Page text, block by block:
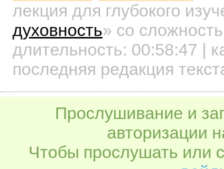
лекция для глубокого
духовность» со
длительность: 00:58:47 |
последняя редакция
Прослушивание и
авторизации
Чтобы прослушать или